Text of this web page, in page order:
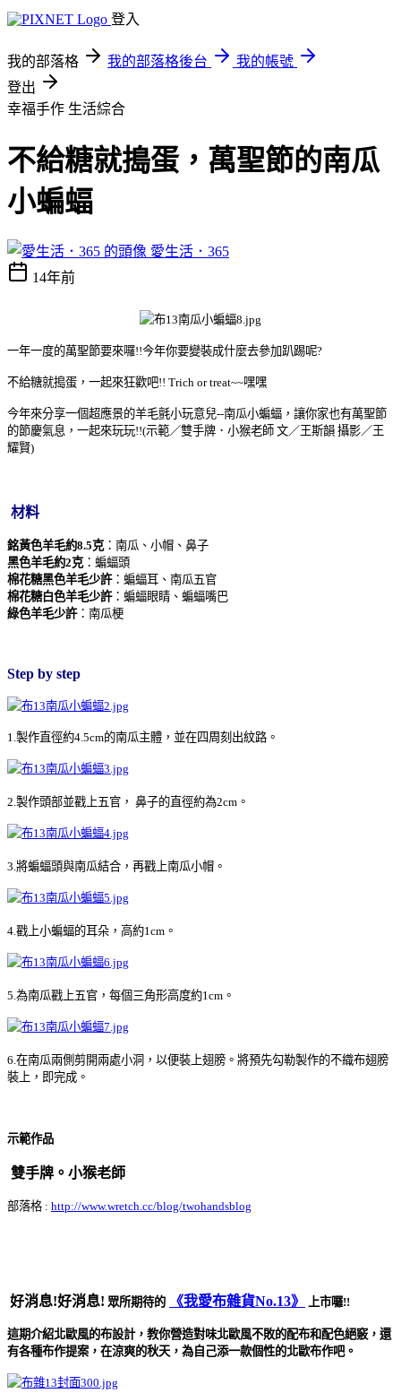
登入
我的部落格 我的部落格後台
我的帳號
登出
幸福手作 生活綜合
不給糖就搗蛋，萬聖節的南瓜
小蝙蝠
愛生活．365
14年前
一年一度的萬聖節要來囉!!今年你要變裝成什麼去參加趴踢呢?
不給糖就搗蛋，一起來狂歡吧!! Trich or treat~~嘿嘿
今年來分享一個超應景的羊毛氈小玩意兒--南瓜小蝙蝠，讓你家也有萬聖節
的節慶氣息，一起來玩玩!!(示範／雙手牌．小猴老師 文／王斯韻 攝影／王
耀賢)
材料
銘黃色羊毛約8.5克：南瓜、小帽、鼻子
黑色羊毛約2克：蝙蝠頭
棉花糖黑色羊毛少許：蝙蝠耳、南瓜五官
棉花糖白色羊毛少許：蝙蝠眼睛、蝙蝠嘴巴
綠色羊毛少許：南瓜梗
Step by step
1.製作直徑約4.5cm的南瓜主體，並在四周刻出紋路。
2.製作頭部並戳上五官， 鼻子的直徑約為2cm。
3.將蝙蝠頭與南瓜結合，再戳上南瓜小帽。
4.戳上小蝙蝠的耳朵，高約1cm。
5.為南瓜戳上五官，每個三角形高度約1cm。
6.在南瓜兩側剪開兩處小洞，以便裝上翅膀。將預先勾勒製作的不織布翅膀
裝上，即完成。
示範作品
雙手牌。小猴老師
部落格 : http://www.wretch.cc/blog/twohandsblog
好消息!好消息! 眾所期待的 《我愛布雜貨No.13》 上市囉!!
這期介紹北歐風的布設計，教你營造對味北歐風不敗的配布和配色絕竅，還
有各種布作提案，在涼爽的秋天，為自己添一款個性的北歐布作吧。